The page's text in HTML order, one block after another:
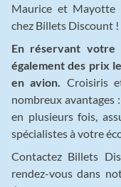
Maurice et Mayotte
chez Billets Discount !
En réservant votre
également des prix
en avion.
Croisiris
nombreux avantages
en plusieurs fois,
spécialistes à votre
Contactez Billets
rendez-vous dans